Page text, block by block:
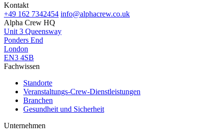
Kontakt
+49 162 7342454 info@alphacrew.co.uk
Alpha Crew HQ
Unit 3 Queensway
Ponders End
London
EN3 4SB
Fachwissen
Standorte
Veranstaltungs-Crew-Dienstleistungen
Branchen
Gesundheit und Sicherheit
Unternehmen